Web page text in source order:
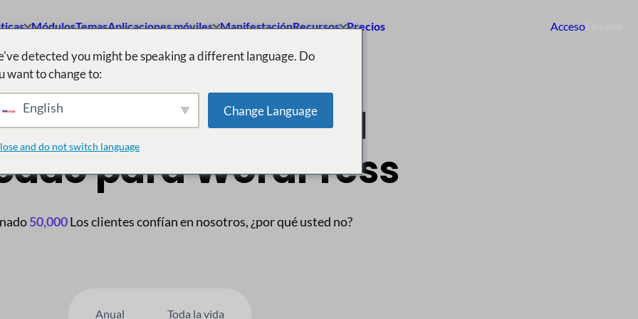
MódulosTemasAplicaciones móviles ManifestaciónRecursos Precios Acceso
n.º 1
para WordPress
50,000Los clientes confían en nosotros, ¿por qué usted no?
Anual Toda la vida
detected you might be speaking a different language. Do
want to change to:
English Change Language
and do not switch language